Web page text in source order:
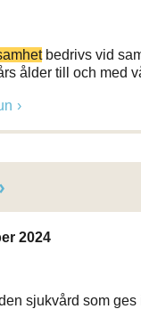
bedrivs vid
ålder till och med
2024
sjukvård som ges